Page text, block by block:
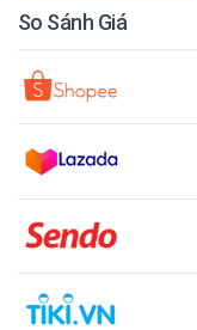
So Sánh Giá